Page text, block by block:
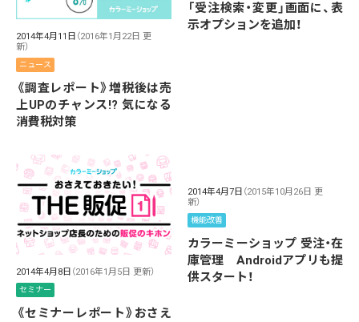
2014年4月11日 （2016年1月22日 更
新）
ニュース
《調査レポート》増税後は売
上UPのチャンス!? 気になる
消費税対策
「受注検索・変更」画面に、表
示オプションを追加！
2014年4月8日 （2016年1月5日 更新）
セミナー
《セミナーレポート》おさえ
2014年4月7日 （2015年10月26日 更
新）
機能改善
カラーミーショップ 受注・在
庫管理 Androidアプリも提
供スタート！